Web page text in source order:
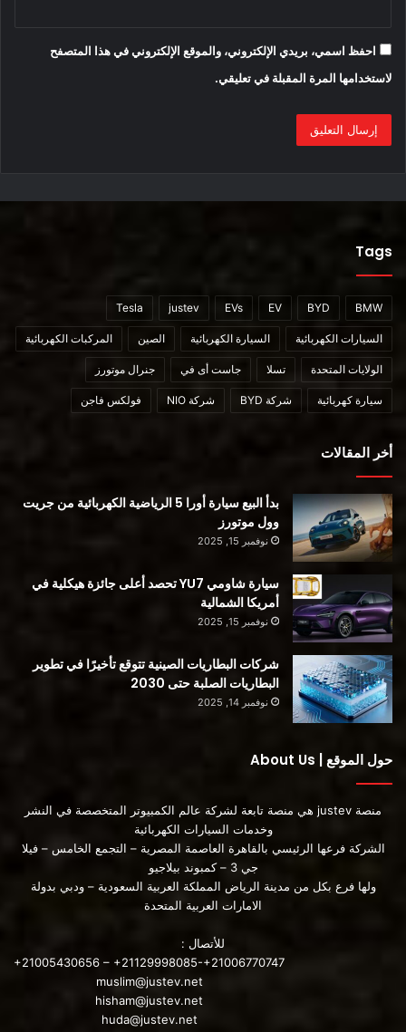
احفظ اسمي، بريدي الإلكتروني، والموقع الإلكتروني في هذا المتصفح
لاستخدامها المرة المقبلة في تعليقي.
Tags
BMW
BYD
EV
EVs
justev
Tesla
السيارات الكهربائية السيارة الكهربائية الصين المركبات الكهربائية
الولايات المتحدة تسلا جاست أى في جنرال موتورز
سيارة كهربائية شركة BYD شركة NIO فولكس فاجن
أخر المقالات
بدأ البيع سيارة أورا 5 الرياضية الكهربائية من جريت
وول موتورز
نوفمبر 15, 2025
سيارة شاومي YU7 تحصد أعلى جائزة هيكلية في
أمريكا الشمالية
نوفمبر 15, 2025
شركات البطاريات الصينية تتوقع تأخيرًا في تطوير
البطاريات الصلبة حتى 2030
نوفمبر 14, 2025
حول الموقع | About Us
منصة justev هي منصة تابعة لشركة عالم الكمبيوتر المتخصصة في النشر
وخدمات السيارات الكهربائية
الشركة فرعها الرئيسي بالقاهرة العاصمة المصرية – التجمع الخامس – فيلا
جي 3 – كمبوند بيلاجيو
ولها فرع بكل من مدينة الرياض المملكة العربية السعودية – ودبي بدولة
الامارات العربية المتحدة
للأتصال :
+21005430656 – +21129998085-+21006770747
muslim@justev.net
hisham@justev.net
huda@justev.net